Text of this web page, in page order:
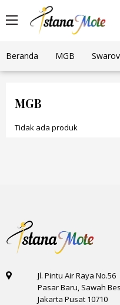
Beranda MGB
MGB
Tidak ada produk
Jl. Pintu Air Raya No.56
Pasar Baru, Sawah
Jakarta Pusat 10710